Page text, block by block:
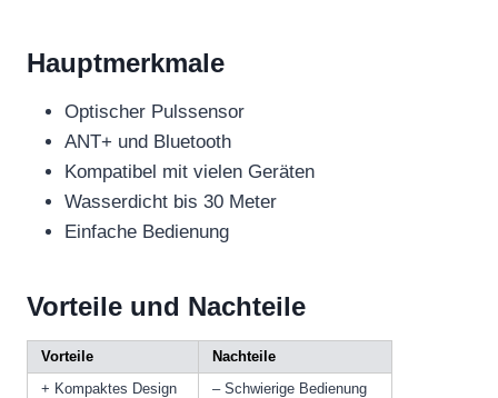
Hauptmerkmale
Optischer Pulssensor
ANT+ und Bluetooth
Kompatibel mit vielen Geräten
Wasserdicht bis 30 Meter
Einfache Bedienung
Vorteile und Nachteile
Vorteile
Nachteile
+ Kompaktes Design
– Schwierige Bedienung